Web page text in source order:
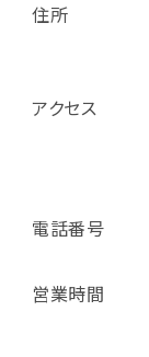
住所
アクセス
電話番号
営業時間